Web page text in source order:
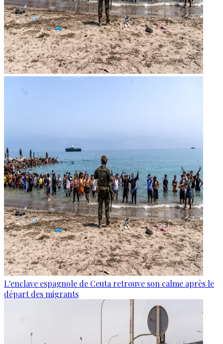
L'enclave espagnole de Ceuta retrouve son calme après le
départ des migrants